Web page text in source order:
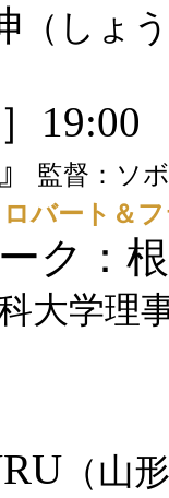
（しょ
19:00
監督：ソ
ロバート＆
ク：
大学理
（山